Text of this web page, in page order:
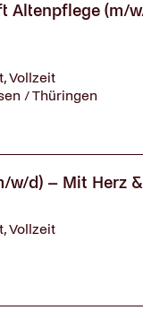
Altenpflege (m/
Vollzeit
/ Thüringen
w/d) – Mit Herz
Vollzeit